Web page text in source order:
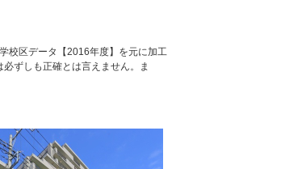
校区データ【2016年度】を元に加工
ずしも正確とは言えません。ま